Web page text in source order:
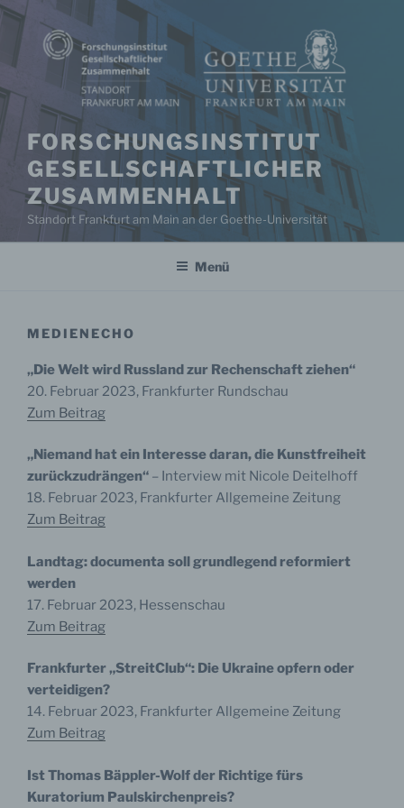
Zum
Inhalt
springen
FORSCHUNGSINSTITUT
GESELLSCHAFTLICHER
ZUSAMMENHALT
Standort Frankfurt am Main an der Goethe-Universität
Menü
MEDIENECHO
„Die Welt wird Russland zur Rechenschaft ziehen“
20. Februar 2023, Frankfurter Rundschau
Zum Beitrag
„Niemand hat ein Interesse daran, die Kunstfreiheit
zurückzudrängen“ – Interview mit Nicole Deitelhoff
18. Februar 2023, Frankfurter Allgemeine Zeitung
Zum Beitrag
Landtag: documenta soll grundlegend reformiert
werden
17. Februar 2023, Hessenschau
Zum Beitrag
Frankfurter „StreitClub“: Die Ukraine opfern oder
verteidigen?
14. Februar 2023, Frankfurter Allgemeine Zeitung
Zum Beitrag
Ist Thomas Bäppler-Wolf der Richtige fürs
Kuratorium Paulskirchenpreis?